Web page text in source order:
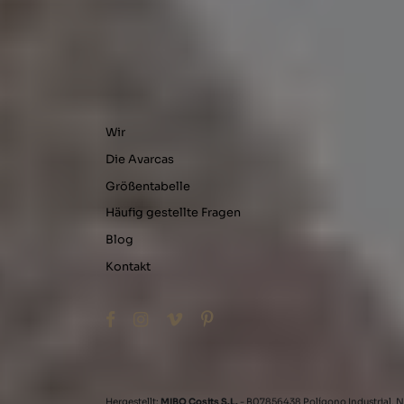
Wir
Die Avarcas
Größentabelle
Häufig gestellte Fragen
Blog
Kontakt